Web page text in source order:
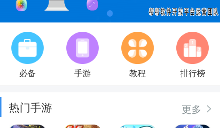
必备 手游 教程 排行榜
热门手游 更多